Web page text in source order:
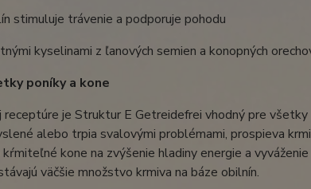
stimuluje trávenie a podporuje pohodu
kyselinami z ľanových semien a konopných
poníky a kone
receptúre je Struktur E Getreidefrei vhodný pre
alebo trpia svalovými problémami, prospieva
kone na zvýšenie hladiny energie a
väčšie množstvo krmiva na báze obilnín.